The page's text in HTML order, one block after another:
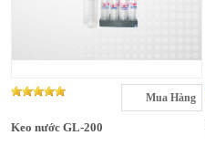
Mua Hàng
Keo nước GL-200